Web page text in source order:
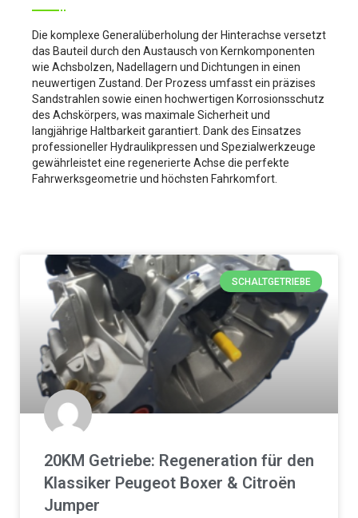
Die komplexe Generalüberholung der Hinterachse versetzt
das Bauteil durch den Austausch von Kernkomponenten
wie Achsbolzen, Nadellagern und Dichtungen in einen
neuwertigen Zustand. Der Prozess umfasst ein präzises
Sandstrahlen sowie einen hochwertigen Korrosionsschutz
des Achskörpers, was maximale Sicherheit und
langjährige Haltbarkeit garantiert. Dank des Einsatzes
professioneller Hydraulikpressen und Spezialwerkzeuge
gewährleistet eine regenerierte Achse die perfekte
Fahrwerksgeometrie und höchsten Fahrkomfort.
SCHALTGETRIEBE
20KM Getriebe: Regeneration für den
Klassiker Peugeot Boxer & Citroën
Jumper